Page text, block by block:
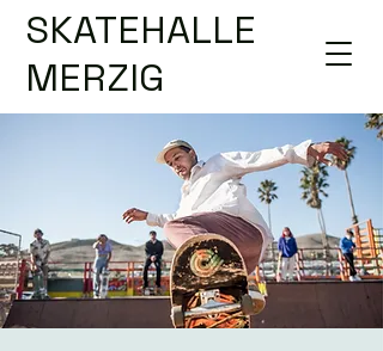
SKATEHALLE
MERZIG